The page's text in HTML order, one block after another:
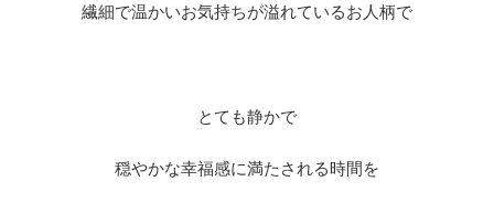
繊細で温かいお気持ちが溢れているお人柄で
とても静かで
穏やかな幸福感に満たされる時間を